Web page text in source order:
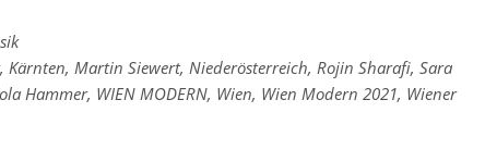
, Kärnten, Martin Siewert, Niederösterreich, Rojin Sharafi, Sara
Hammer, WIEN MODERN, Wien, Wien Modern 2021, Wiener